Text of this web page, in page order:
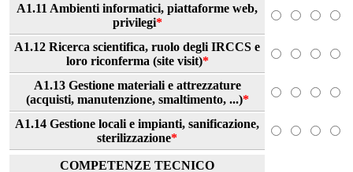
A1.11 Ambienti informatici, piattaforme web,
privilegi*
A1.12 Ricerca scientifica, ruolo degli IRCCS e
loro riconferma (site visit)*
A1.13 Gestione materiali e attrezzature
(acquisti, manutenzione, smaltimento, ...)*
A1.14 Gestione locali e impianti, sanificazione,
sterilizzazione*
COMPETENZE TECNICO